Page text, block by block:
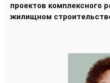
проектов комплексного
жилищном